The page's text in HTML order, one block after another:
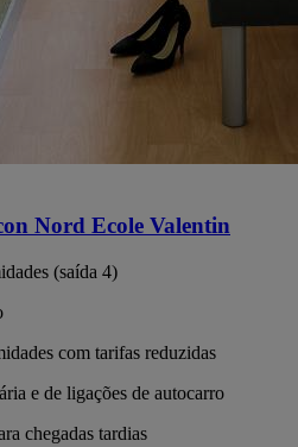
Nord Ecole Valentin
(saída 4)
com tarifas reduzidas
e de ligações de autocarro
chegadas tardias